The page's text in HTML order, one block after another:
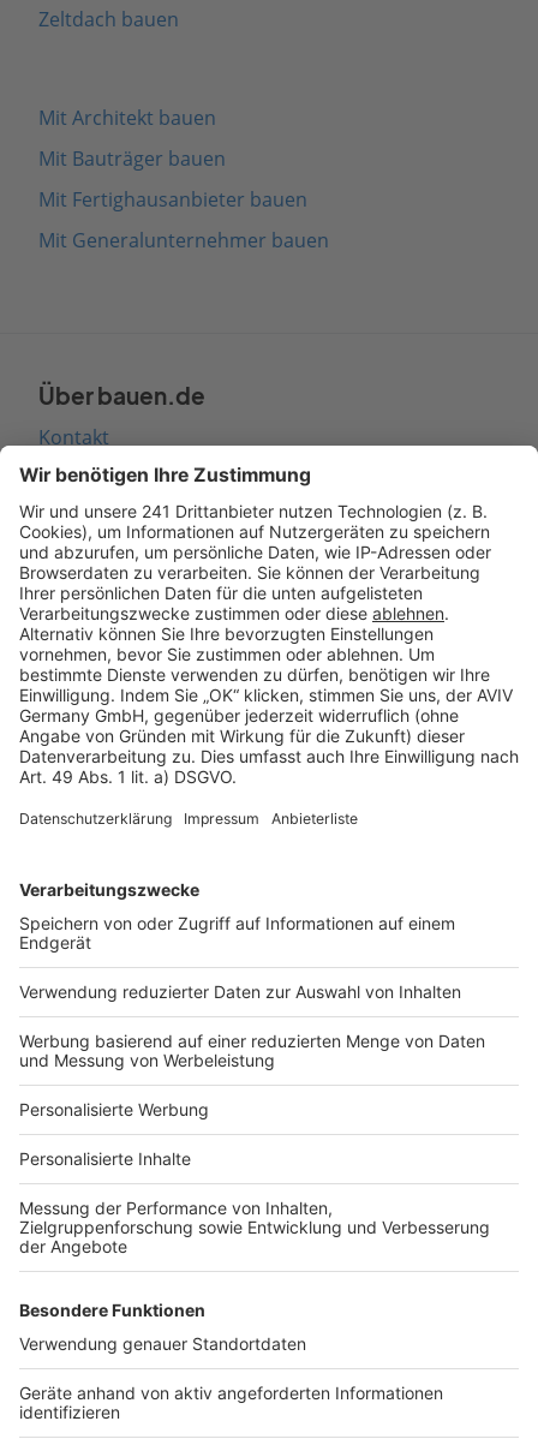
Zeltdach bauen
Mit Architekt bauen
Mit Bauträger bauen
Mit Fertighausanbieter bauen
Mit Generalunternehmer bauen
Über bauen.de
Kontakt
Seitenaufbau
Barrierefreiheit
Cookie Einstellungen
Rechtliches
AGB-Übersicht
Datenschutz
Impressum
Services
Bauprojekt-Quiz
Häuser-Suche
Hausanbieter-Suche
Bauprojekt-Profil
Für Unternehmen
Ihre Baufirma auf bauen.de
Kostenloses Infogespräch